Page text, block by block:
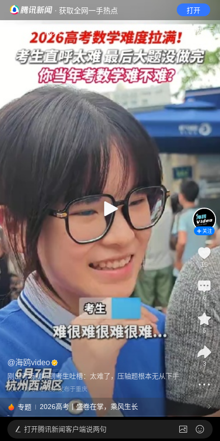
· 获取全网一手热点 打开
首页 视频 无障碍
@海鸥video
刚出考场就听到考生吐槽：太难了，压轴题根本无从下手
2026-06-08 19:23 发布于重庆
专题 2026高考丨盛卷在掌，乘风生长
关注
15
6
5
3
打开腾讯新闻客户端说两句